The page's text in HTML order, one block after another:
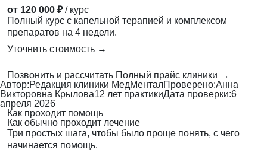
от 120 000 ₽ / курс
Полный курс с капельной терапией и комплексом
препаратов на 4 недели.
Уточнить стоимость →
Позвонить и рассчитать Полный прайс клиники →
Автор:Редакция клиники МедМенталПроверено:Анна
Викторовна Крылова12 лет практикиДата проверки:6
апреля 2026
Как проходит помощь
Как обычно проходит лечение
Три простых шага, чтобы было проще понять, с чего
начинается помощь.